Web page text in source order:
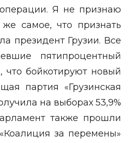
Я не признаю
самое, что признать
президент Грузии. Все
пятипроцентный
что бойкотируют новый
партия «Грузинская
на выборах 53,9%
также прошли
за перемены»